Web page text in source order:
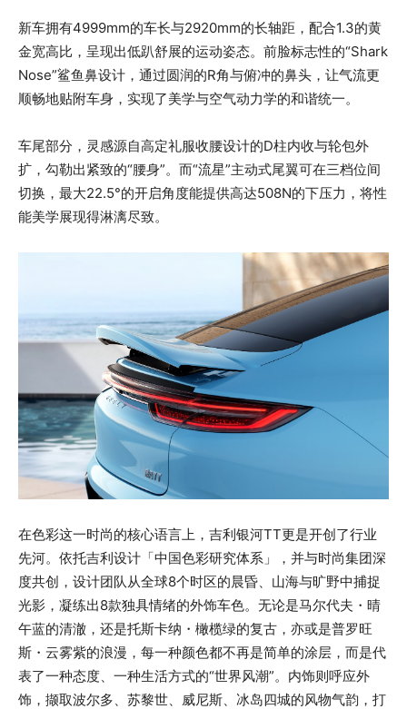
新车拥有4999mm的车长与2920mm的长轴距，配合1.3的黄
金宽高比，呈现出低趴舒展的运动姿态。前脸标志性的“Shark
Nose”鲨鱼鼻设计，通过圆润的R角与俯冲的鼻头，让气流更
顺畅地贴附车身，实现了美学与空气动力学的和谐统一。
车尾部分，灵感源自高定礼服收腰设计的D柱内收与轮包外
扩，勾勒出紧致的“腰身”。而“流星”主动式尾翼可在三档位间
切换，最大22.5°的开启角度能提供高达508N的下压力，将性
能美学展现得淋漓尽致。
在色彩这一时尚的核心语言上，吉利银河TT更是开创了行业
先河。依托吉利设计「中国色彩研究体系」，并与时尚集团深
度共创，设计团队从全球8个时区的晨昏、山海与旷野中捕捉
光影，凝练出8款独具情绪的外饰车色。无论是马尔代夫 ・ 晴
午蓝的清澈，还是托斯卡纳 ・ 橄榄绿的复古，亦或是普罗旺
斯 ・ 云雾紫的浪漫，每一种颜色都不再是简单的涂层，而是代
表了一种态度、一种生活方式的“世界风潮”。内饰则呼应外
饰，撷取波尔多、苏黎世、威尼斯、冰岛四城的风物气韵，打